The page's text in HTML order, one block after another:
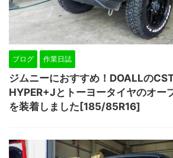
ブログ 作業日誌
ジムニーにおすすめ！DOALLの
HYPER+Jとトーヨータイヤのオー
を装着しました[185/85R16]